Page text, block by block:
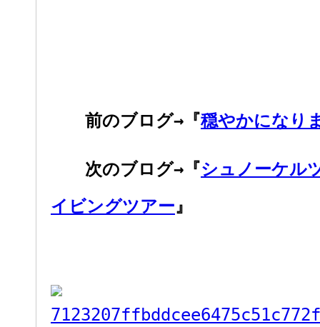
前のブログ→『穏やかになり
次のブログ→『シュノーケル
イビングツアー』